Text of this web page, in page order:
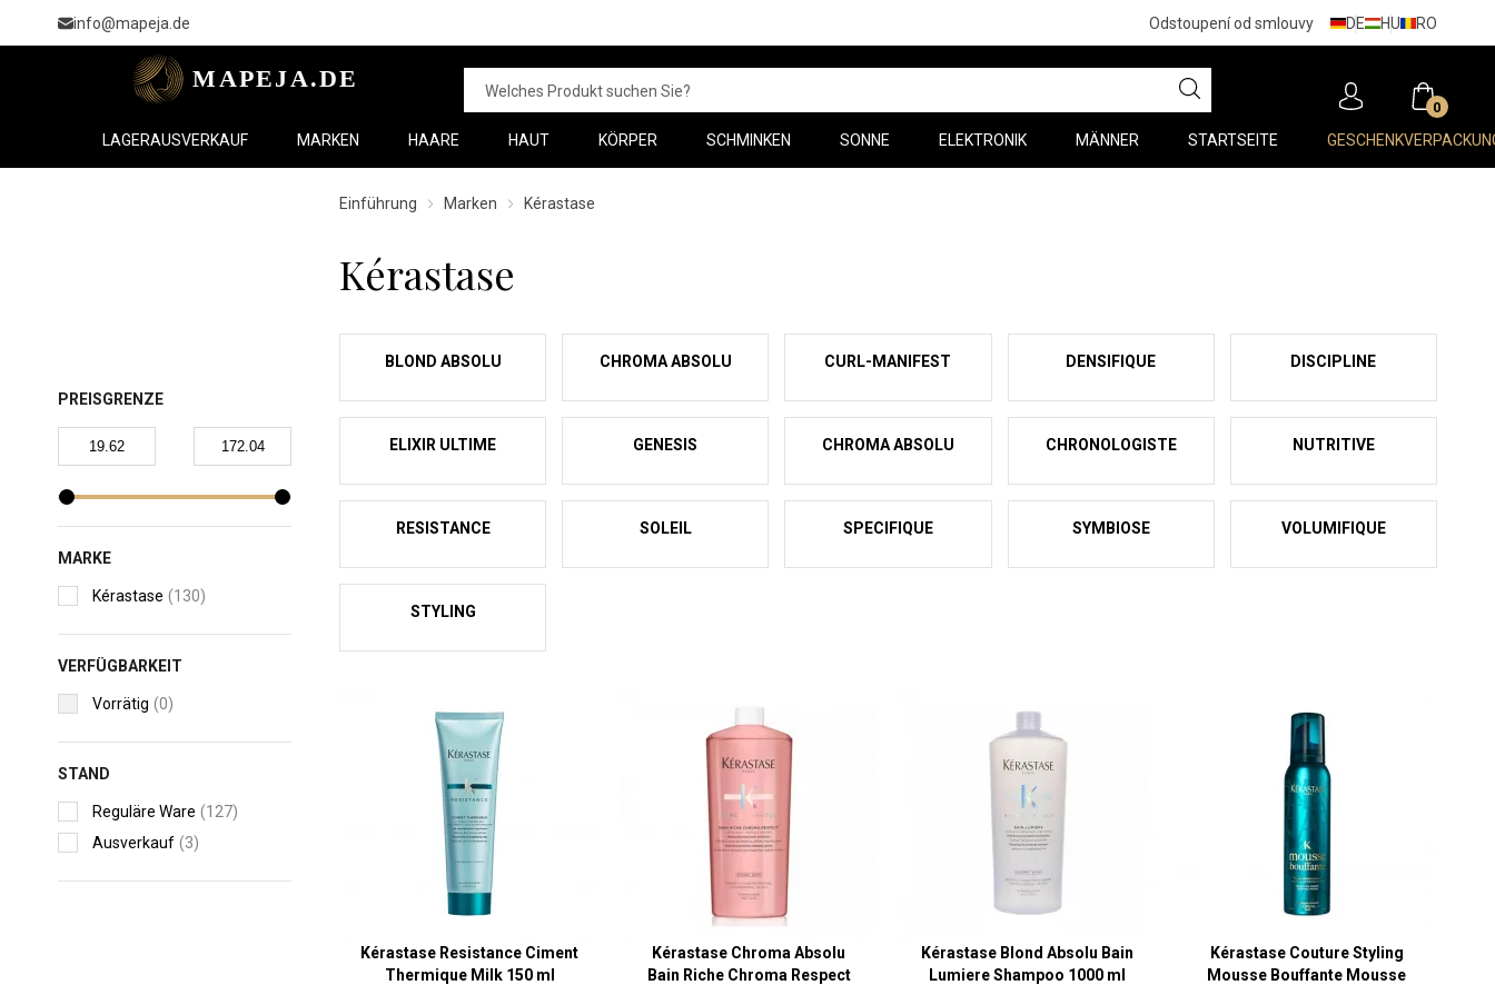
info@mapeja.de Odstoupení od smlouvy DE HU RO
0
LAGERAUSVERKAUF MARKEN HAARE HAUT KÖRPER SCHMINKEN SONNE ELEKTRONIK MÄNNER STARTSEITE
PREISGRENZE
MARKE
Kérastase (130)
VERFÜGBARKEIT
Vorrätig (0)
STAND
Reguläre Ware (127)
Ausverkauf (3)
Einführung Marken Kérastase
Kérastase
BLOND ABSOLU CHROMA ABSOLU CURL-MANIFEST DENSIFIQUE DISCIPLINE
ELIXIR ULTIME GENESIS CHROMA ABSOLU CHRONOLOGISTE NUTRITIVE
RESISTANCE SOLEIL SPECIFIQUE SYMBIOSE VOLUMIFIQUE
STYLING
Kérastase Resistance Ciment
Thermique Milk 150 ml
Kérastase Chroma Absolu
Bain Riche Chroma Respect
Kérastase Blond Absolu Bain
Lumiere Shampoo 1000 ml
Kérastase Couture Styling
Mousse Bouffante Mousse